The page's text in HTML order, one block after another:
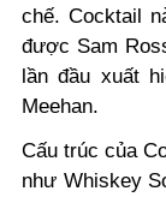
chế. Cocktail
được Sam
lần đầu xuất
Meehan.
Cấu trúc của
như Whiskey